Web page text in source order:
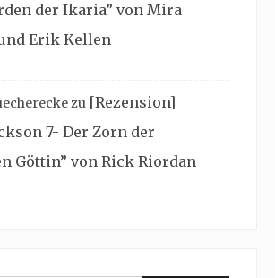
der Ikaria” von Mira
Erik Kellen
zu [Rezension]
7- Der Zorn der
Göttin” von Rick Riordan